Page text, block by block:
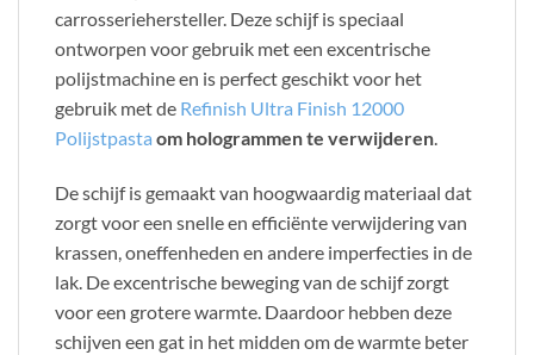
carrosseriehersteller. Deze schijf is speciaal
ontworpen voor gebruik met een excentrische
polijstmachine en is perfect geschikt voor het
gebruik met de Refinish Ultra Finish 12000
Polijstpasta om hologrammen te verwijderen.
De schijf is gemaakt van hoogwaardig materiaal dat
zorgt voor een snelle en efficiënte verwijdering van
krassen, oneffenheden en andere imperfecties in de
lak. De excentrische beweging van de schijf zorgt
voor een grotere warmte. Daardoor hebben deze
schijven een gat in het midden om de warmte beter